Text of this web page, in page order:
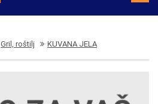
Gril, roštilj KUVANA JELA